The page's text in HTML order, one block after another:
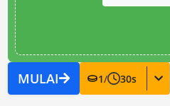
MULAI 1/ 30s